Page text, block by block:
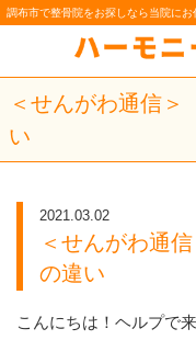
調布市で整骨院をお探しなら当院にお
＜せんがわ通信＞
い
2021.03.02
＜せんがわ通
の違い
こんにちは！ヘルプで